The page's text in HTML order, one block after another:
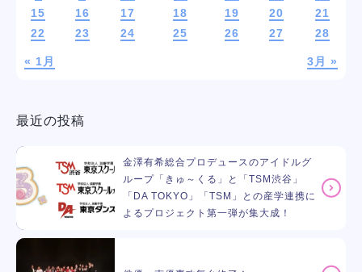
« 1月 3月 »
15
16 17 18 19 20
21
22
23 24 25 26 27 28
最近の投稿
金澤有希総合プロデュースのアイドルグ
ループ「きゅ～くる」と「TSM渋谷」
「DA TOKYO」「TSM」との産学連携に
よるプロジェクト第一弾が集大成！